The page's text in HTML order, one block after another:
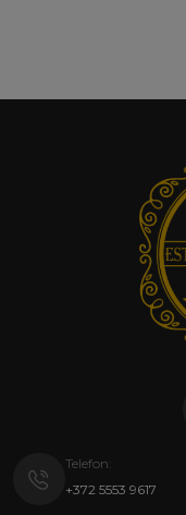
Telefon:
+372 5553 9617